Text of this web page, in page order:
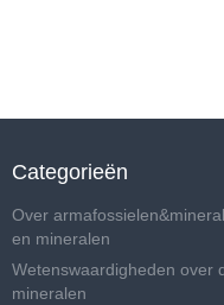
Categorieën
Over
en mineralen
Wetenswaardigheden over
mineralen